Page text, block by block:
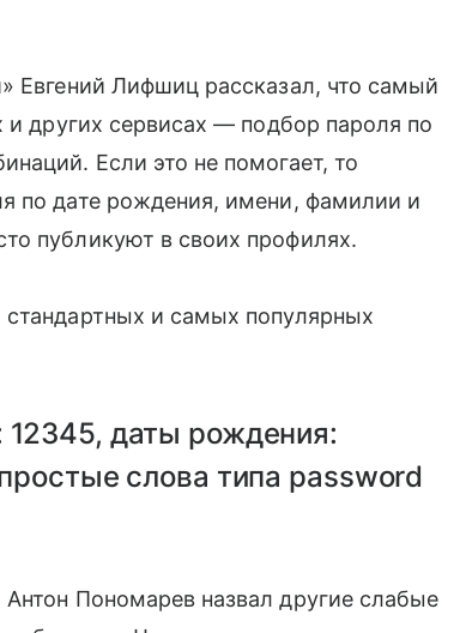
Евгений Лифшиц рассказал, что самый
и других сервисаx — подбор пароля по
Если это не помогает, то
по дате рождения, имени, фамилии и
публикуют в своих профилях.
и самых популярных
12345, даты рождения:
слова типа password
Пономарев назвал другие слабые